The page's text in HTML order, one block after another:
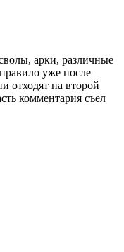
арки, различные
уже после
отходят на второй
комментария съел